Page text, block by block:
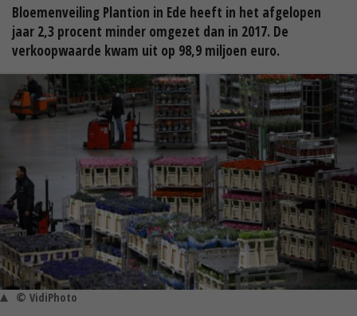
Bloemenveiling Plantion in Ede heeft in het afgelopen
jaar 2,3 procent minder omgezet dan in 2017. De
verkoopwaarde kwam uit op 98,9 miljoen euro.
© VidiPhoto